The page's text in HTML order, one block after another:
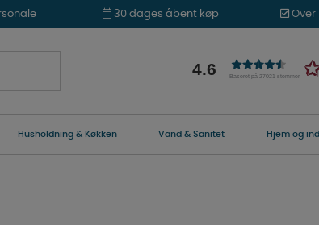
30 dages åbent køp Over
4.6 Baseret på 27021 stemmer
Husholdning & Køkken Vand & Sanitet Hjem og